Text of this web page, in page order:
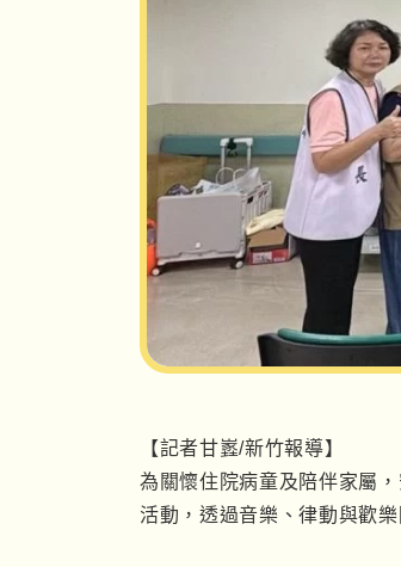
【記者甘嶳/新竹報導】
為關懷住院病童及陪伴家屬
活動，透過音樂、律動與歡